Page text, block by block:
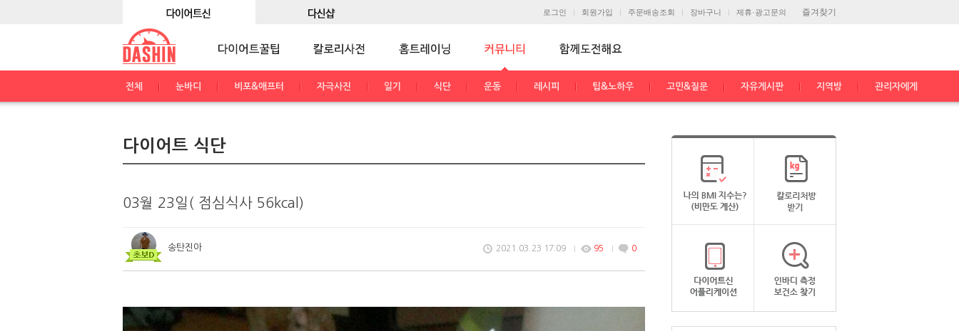
즐겨찾기
로그인 회원가입 주문배송조회 장바구니 제휴·광고문의
전체 눈바디 비포&애프터 자극사진 일기 식단 운동 레시피 팁&노하우 고민&질문 자유게시판 지역방 관리자에게
다이어트 식단
03월 23일( 점심식사 56kcal)
송탄진아 2021.03.23 17:09 95 0